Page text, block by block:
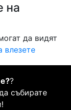
на
да видят
влезете
?
събирате